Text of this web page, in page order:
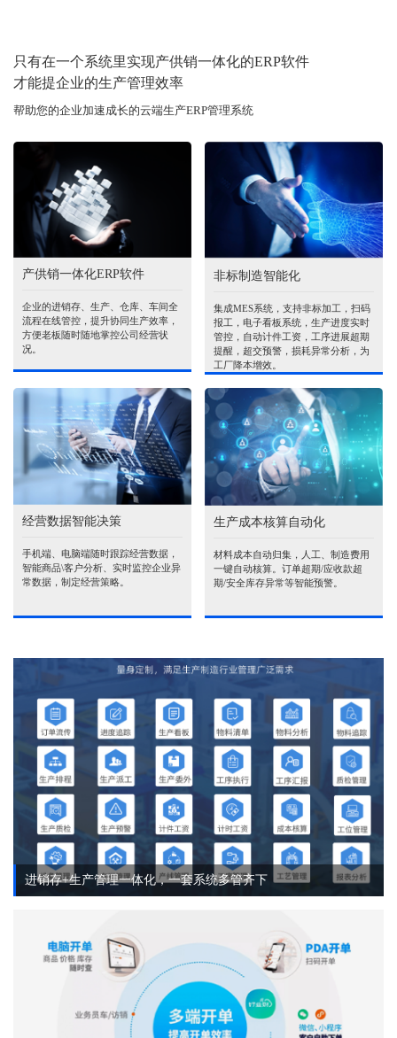
只有在一个系统里实现产供销一体化的ERP软件
才能提企业的生产管理效率
帮助您的企业加速成长的云端生产ERP管理系统
产供销一体化ERP软件
企业的进销存、生产、仓库、车间全
流程在线管控，提升协同生产效率，
方便老板随时随地掌控公司经营状
况。
非标制造智能化
集成MES系统，支持非标加工，扫码
报工，电子看板系统，生产进度实时
管控，自动计件工资，工序进展超期
提醒，超交预警，损耗异常分析，为
工厂降本增效。
经营数据智能决策
手机端、电脑端随时跟踪经营数据，
智能商品\客户分析、实时监控企业异
常数据，制定经营策略。
生产成本核算自动化
材料成本自动归集，人工、制造费用
一键自动核算。订单超期/应收款超
期/安全库存异常等智能预警。
进销存+生产管理一体化，一套系统多管齐下